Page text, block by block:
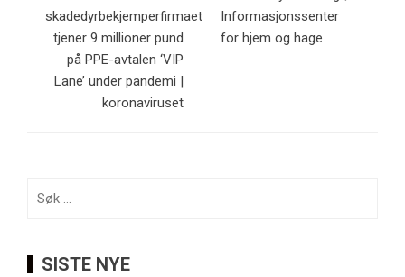
skadedyrbekjemperfirmaet
tjener 9 millioner pund
på PPE-avtalen ‘VIP
Lane’ under pandemi |
koronaviruset
Informasjonssenter
for hjem og hage
etter:
SISTE NYE